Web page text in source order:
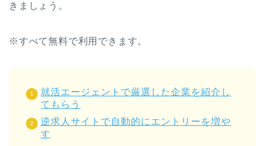
きましょう。
※すべて無料で利用できます。
就活エージェントで厳選した企業を紹介し
てもらう
逆求人サイトで自動的にエントリーを増や
す